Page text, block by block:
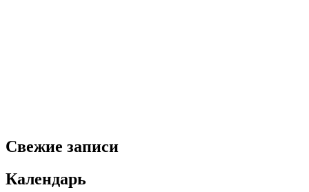
Свежие записи
Календарь